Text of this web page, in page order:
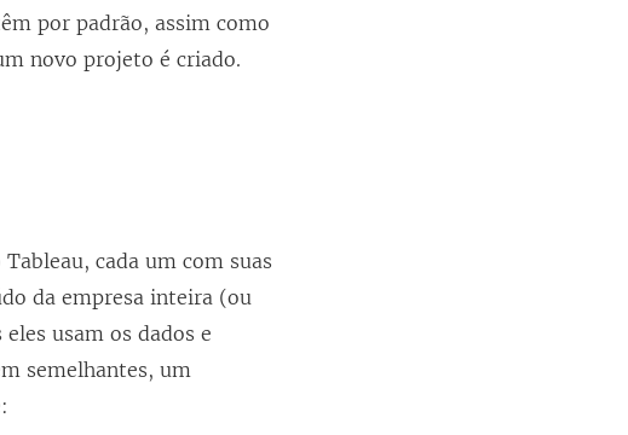
por padrão, assim como
novo projeto é criado.
cada um com suas
da empresa inteira (ou
usam os dados e
semelhantes, um